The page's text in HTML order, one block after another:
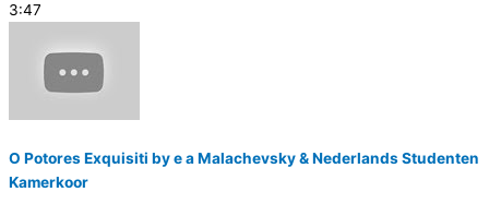
3:47
O Potores Exquisiti by e a Malachevsky & Nederlands Studenten
Kamerkoor